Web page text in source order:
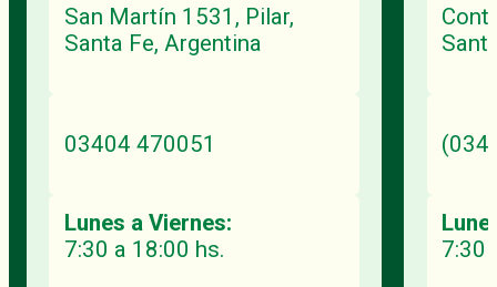
San Martín 1531, Pilar,
Santa Fe, Argentina
03404 470051
Lunes a Viernes:
7:30 a 18:00 hs.
7:30